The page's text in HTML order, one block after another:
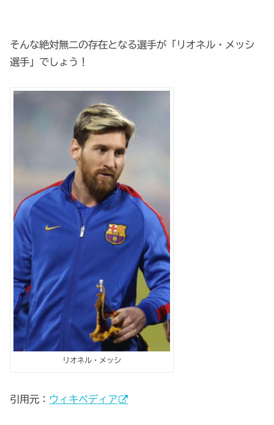
そんな絶対無二の存在となる選手が「リオネル・メッシ
選手」でしょう！
リオネル・メッシ
引用元： ウィキペディア